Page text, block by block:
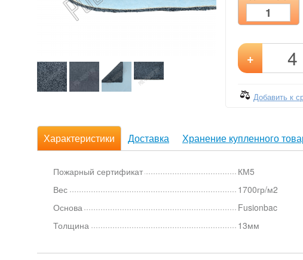
+
Добавить к
Характеристики Доставка Хранение купленного
Пожарный сертификат
КМ5
Вес
1700гр/м2
Основа
Fusionbac
Толщина
13мм